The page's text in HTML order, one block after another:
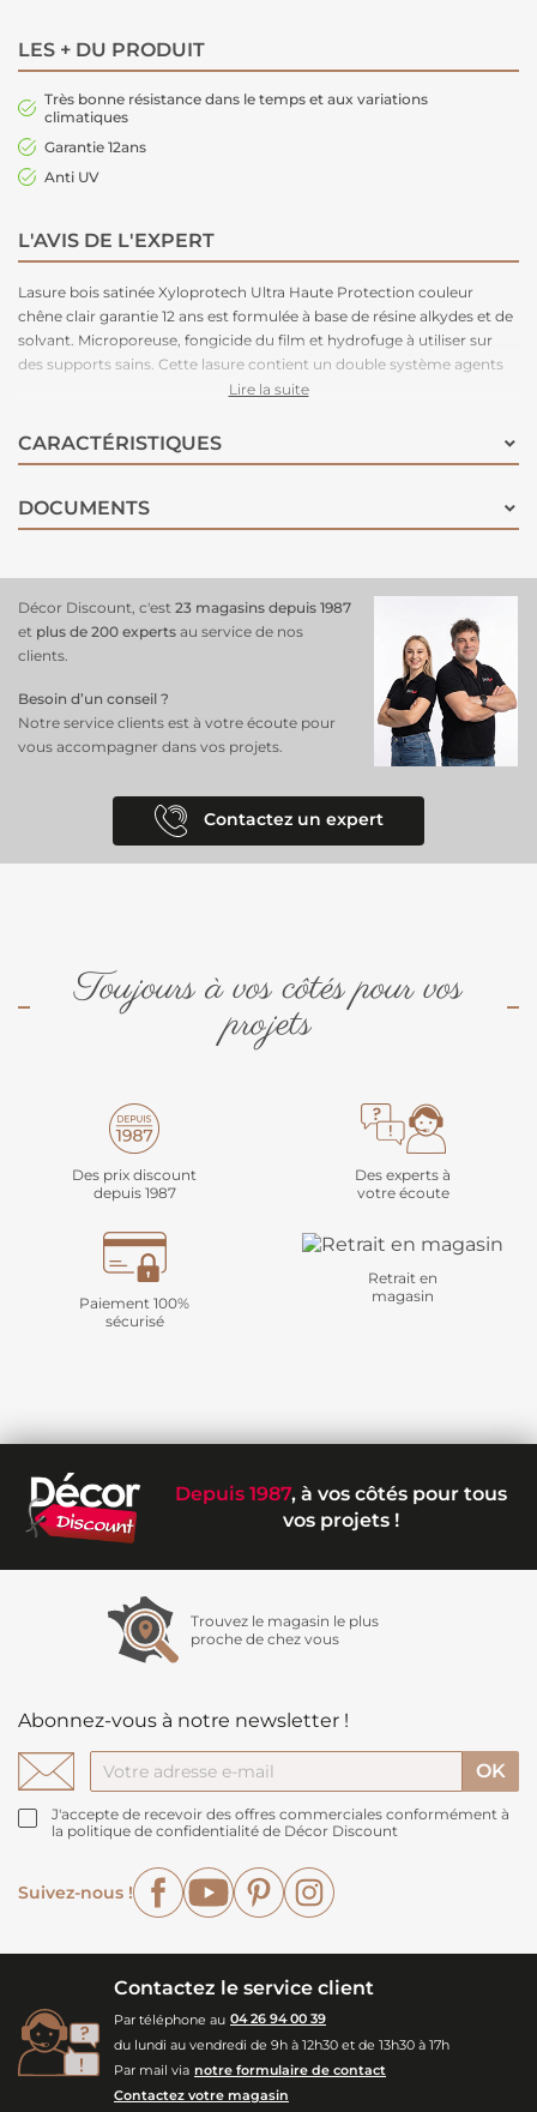
LES + DU PRODUIT
Très bonne résistance dans le temps et aux variations
climatiques
Garantie 12ans
Anti UV
L'AVIS DE L'EXPERT
Lasure bois satinée Xyloprotech Ultra Haute Protection couleur
chêne clair garantie 12 ans est formulée à base de résine alkydes et de
solvant. Microporeuse, fongicide du film et hydrofuge à utiliser sur
des supports sains. Cette lasure contient un double système agents
anti UV qui offre un écran protecteur renforcé et la rend plus
résine élevé garantie une longévité forte. Nous vous recommandons
d'appliquer 3 couches pour renforcer sa tenue dans le temps.
Lire la suite
CARACTÉRISTIQUES
DOCUMENTS
Décor Discount, c'est 23 magasins depuis 1987
et plus de 200 experts au service de nos
clients.
Besoin d’un conseil ?
Notre service clients est à votre écoute pour
vous accompagner dans vos projets.
Contactez un expert
Toujours à vos côtés pour vos
projets
Des prix discount
depuis 1987
Des experts à
votre écoute
Paiement 100%
sécurisé
Retrait en
magasin
Depuis 1987, à vos côtés pour tous
vos projets !
Trouvez le magasin le plus
proche de chez vous
Abonnez-vous à notre newsletter !
J'accepte de recevoir des offres commerciales conformément à
la politique de confidentialité de Décor Discount
Suivez-nous !
FacebookYouTubePinterest
Contactez le service client
Par téléphone au 04 26 94 00 39
du lundi au vendredi de 9h à 12h30 et de 13h30 à 17h
Par mail via notre formulaire de contact
Contactez votre magasin